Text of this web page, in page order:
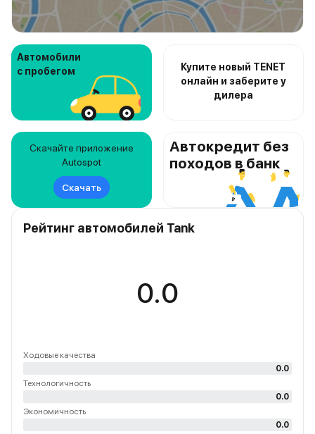
Автомобили
с пробегом
Купите новый TENET
онлайн и заберите у
дилера
Скачайте приложение
Autospot
Скачать
Автокредит без
походов в банк
Рейтинг автомобилей Tank
0.0
Ходовые качества
0.0
Технологичность
0.0
Экономичность
0.0